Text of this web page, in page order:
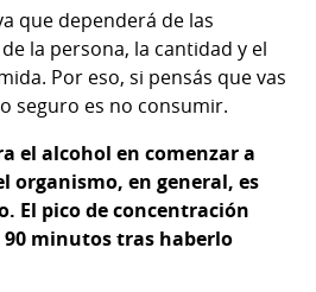
que dependerá de las
la persona, la cantidad y el
Por eso, si pensás que vas
seguro es no consumir.
el alcohol en comenzar a
organismo, en general, es
El pico de concentración
90 minutos tras haberlo